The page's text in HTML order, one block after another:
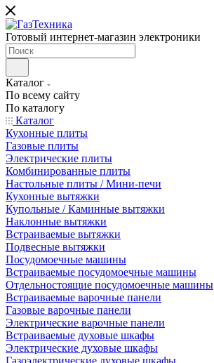
Готовый интернет-магазин электроники
Каталог
По всему сайту
По каталогу
Каталог
Кухонные плиты
Газовые плиты
Электрические плиты
Комбинированные плиты
Настольные плиты / Мини-печи
Кухонные вытяжки
Купольные / Каминные вытяжки
Наклонные вытяжки
Встраиваемые вытяжки
Подвесные вытяжки
Посудомоечные машины
Встраиваемые посудомоечные машины
Отдельностоящие посудомоечные машины
Встраиваемые варочные панели
Газовые варочные панели
Электрические варочные панели
Встраиваемые духовые шкафы
Электрические духовые шкафы
Газоэлектрические духовые шкафы